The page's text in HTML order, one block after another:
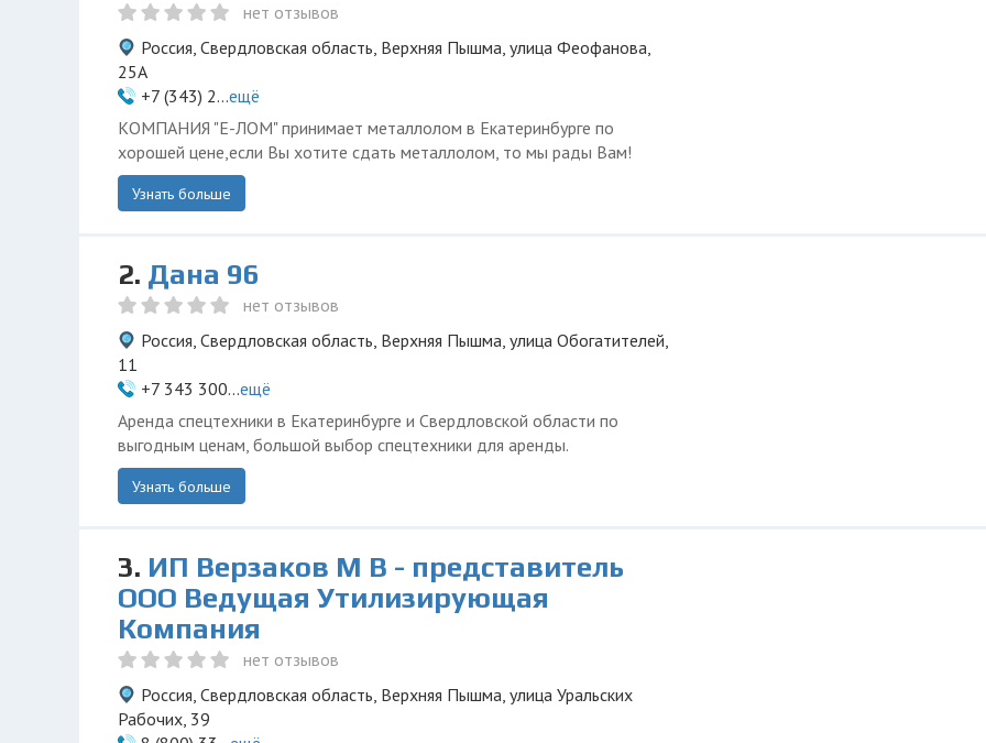
нет отзывов
Россия, Свердловская область, Верхняя Пышма, улица Феофанова,
25А
+7 (343) 2...ещё
КОМПАНИЯ "Е-ЛОМ" принимает металлолом в Екатеринбурге по
хорошей цене,если Вы хотите сдать металлолом, то мы рады Вам!
Узнать больше
2. Дана 96
нет отзывов
Россия, Свердловская область, Верхняя Пышма, улица Обогатителей,
11
+7 343 300...ещё
Аренда спецтехники в Екатеринбурге и Свердловской области по
выгодным ценам, большой выбор спецтехники для аренды.
Узнать больше
3. ИП Верзаков М В - представитель
ООО Ведущая Утилизирующая
Компания
нет отзывов
Россия, Свердловская область, Верхняя Пышма, улица Уральских
Рабочих, 39